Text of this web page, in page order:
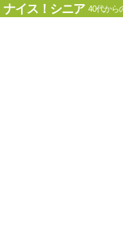
ナイス！シニア 40代から